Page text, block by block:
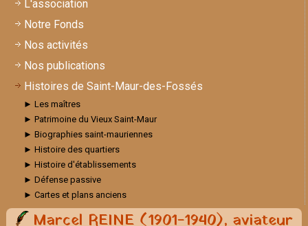
L'association
Notre Fonds
Nos activités
Nos publications
Histoires de Saint-Maur-des-Fossés
► Les maîtres
► Patrimoine du Vieux Saint-Maur
► Biographies saint-mauriennes
► Histoire des quartiers
► Histoire d'établissements
► Défense passive
► Cartes et plans anciens
Marcel REINE (1901-1940), aviateur